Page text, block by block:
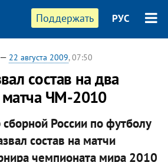
Поддержать РУС
— 22 августа 2009, 07:50
состав на два
ЧМ-2010
России по футболу
состав на матчи
чемпионата мира 2010